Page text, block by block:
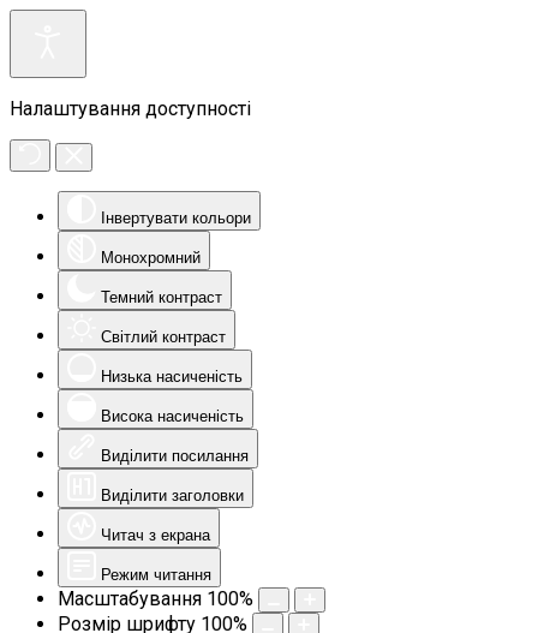
Налаштування доступності
Інвертувати кольори
Монохромний
Темний контраст
Світлий контраст
Низька насиченість
Висока насиченість
Виділити посилання
Виділити заголовки
Читач з екрана
Режим читання
Масштабування 100%
Розмір шрифту 100%